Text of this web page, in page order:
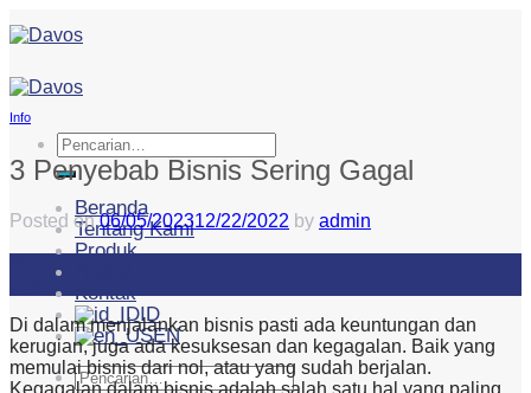
to
Pencarian
untuk:
Beranda
Tentang Kami
Produk
Kontak
ID
EN
Pencarian
Info
3 Penyebab Bisnis Sering Gagal
Posted on06/05/202312/22/2022 by admin
Di dalam menjalankan bisnis pasti ada keuntungan dan
kerugian, juga ada kesuksesan dan kegagalan. Baik yang
memulai bisnis dari nol, atau yang sudah berjalan.
Kegagalan dalam bisnis adalah salah satu hal yang paling